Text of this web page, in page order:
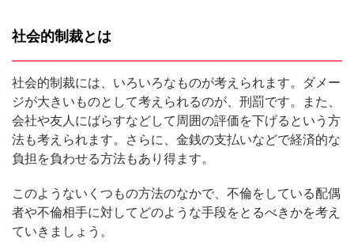
社会的制裁とは
社会的制裁には、いろいろなものが考えられます。ダメー
ジが大きいものとして考えられるのが、刑罰です。また、
会社や友人にばらすなどして周囲の評価を下げるという方
法も考えられます。さらに、金銭の支払いなどで経済的な
負担を負わせる方法もあり得ます。
このようないくつもの方法のなかで、不倫をしている配偶
者や不倫相手に対してどのような手段をとるべきかを考え
ていきましょう。